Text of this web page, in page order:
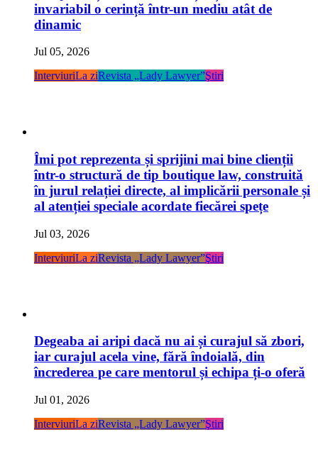
invariabil o cerință într-un mediu atât de
dinamic
Jul 05, 2026
InterviuriLa ziRevista „Lady Lawyer”Ştiri
Îmi pot reprezenta și sprijini mai bine clienții
într-o structură de tip boutique law, construită
în jurul relației directe, al implicării personale și
al atenției speciale acordate fiecărei spețe
Jul 03, 2026
InterviuriLa ziRevista „Lady Lawyer”Ştiri
Degeaba ai aripi dacă nu ai și curajul să zbori,
iar curajul acela vine, fără îndoială, din
încrederea pe care mentorul și echipa ți-o oferă
Jul 01, 2026
InterviuriLa ziRevista „Lady Lawyer”Ştiri